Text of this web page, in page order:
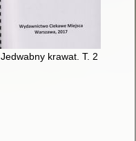
Jedwabny krawat. T. 2